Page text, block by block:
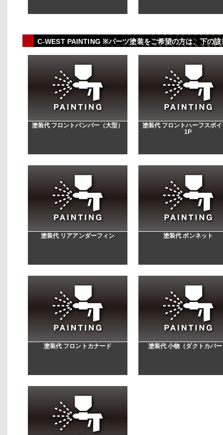
C-WEST PAINTING ※パーツ塗装をご希望の方は、下の
塗装代 フロントバンパー（大型）
塗装代 フロントハーフスポ
1P
塗装代 リアアンダーフィン 塗装代 ボンネット
塗装代 フロントカナード 塗装代 小物（ダクトカバ